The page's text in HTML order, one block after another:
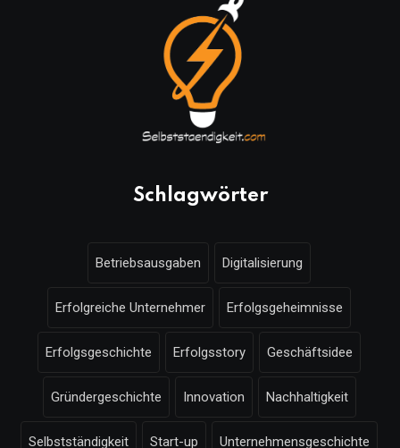
Schlagwörter
Betriebsausgaben Digitalisierung
Erfolgreiche Unternehmer Erfolgsgeheimnisse
Erfolgsgeschichte Erfolgsstory Geschäftsidee
Gründergeschichte Innovation Nachhaltigkeit
Selbstständigkeit Start-up Unternehmensgeschichte